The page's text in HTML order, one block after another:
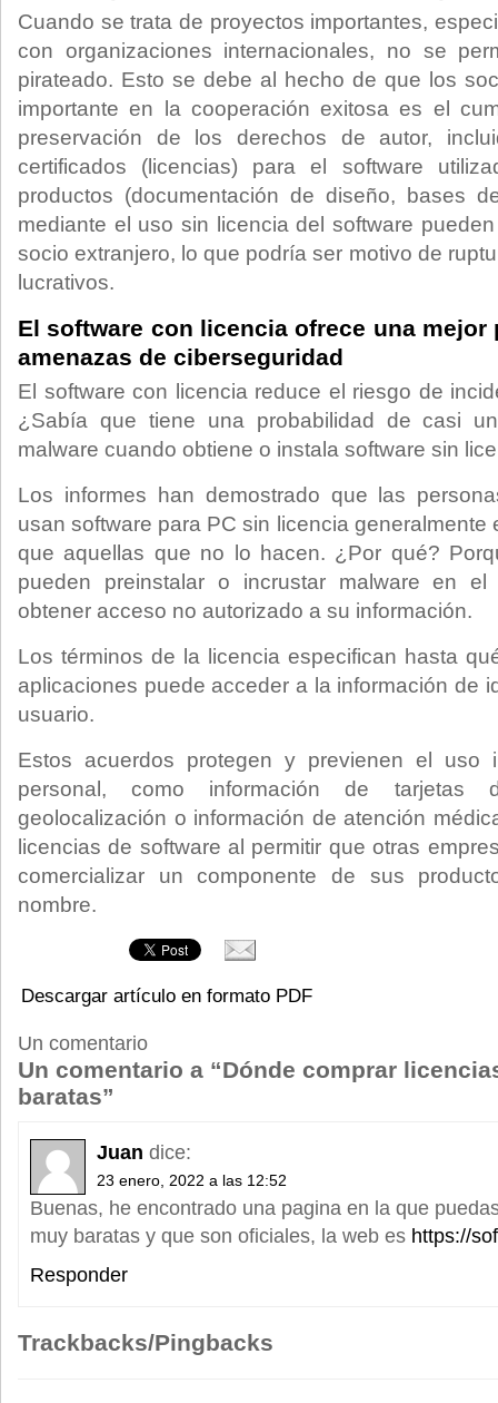
Cuando se trata de proyectos importantes,
con organizaciones internacionales, no se
pirateado. Esto se debe al hecho de que los
importante en la cooperación exitosa es el
preservación de los derechos de autor,
certificados (licencias) para el software
productos (documentación de diseño, bases
mediante el uso sin licencia del software
socio extranjero, lo que podría ser motivo de
lucrativos.
El software con licencia ofrece una
amenazas de ciberseguridad
El software con licencia reduce el riesgo de
¿Sabía que tiene una probabilidad de casi
malware cuando obtiene o instala software sin
Los informes han demostrado que las
usan software para PC sin licencia generalmente
que aquellas que no lo hacen. ¿Por qué?
pueden preinstalar o incrustar malware en
obtener acceso no autorizado a su información.
Los términos de la licencia especifican hasta
aplicaciones puede acceder a la información de
usuario.
Estos acuerdos protegen y previenen el uso
personal, como información de tarjetas
geolocalización o información de atención
licencias de software al permitir que otras
comercializar un componente de sus
nombre.
Descargar artículo en formato PDF
Un comentario
Un comentario a “Dónde comprar
baratas”
Juan dice:
23 enero, 2022 a las 12:52
Buenas, he encontrado una pagina en la que
muy baratas y que son oficiales, la web es https://
Responder
Trackbacks/Pingbacks